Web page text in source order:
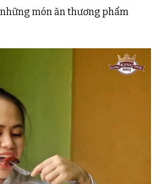
món ăn thương phẩm